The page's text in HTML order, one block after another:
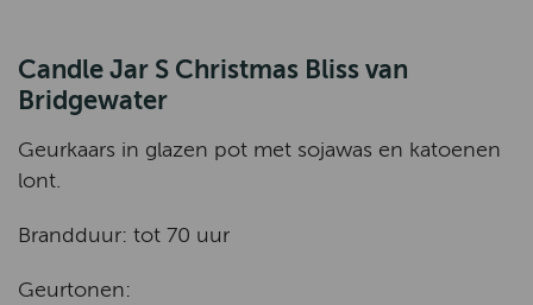
Candle Jar S Christmas Bliss van
Bridgewater
Geurkaars in glazen pot met sojawas en katoenen
lont.
Brandduur: tot 70 uur
Geurtonen: